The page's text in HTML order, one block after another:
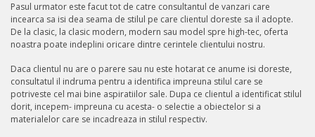
Pasul urmator este facut tot de catre consultantul de vanzari care
incearca sa isi dea seama de stilul pe care clientul doreste sa il adopte.
De la clasic, la clasic modern, modern sau model spre high-tec, oferta
noastra poate indeplini oricare dintre cerintele clientului nostru.
Daca clientul nu are o parere sau nu este hotarat ce anume isi doreste,
consultatul il indruma pentru a identifica impreuna stilul care se
potriveste cel mai bine aspiratiilor sale. Dupa ce clientul a identificat stilul
dorit, incepem- impreuna cu acesta- o selectie a obiectelor si a
materialelor care se incadreaza in stilul respectiv.